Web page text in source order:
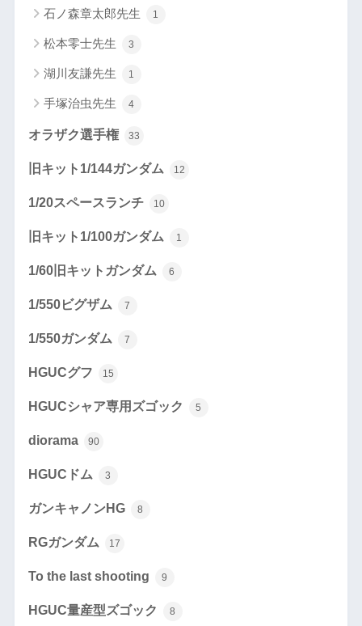
石ノ森章太郎先生 1
松本零士先生 3
湖川友謙先生 1
手塚治虫先生 4
オラザク選手権 33
旧キット1/144ガンダム 12
1/20スペースランチ 10
旧キット1/100ガンダム 1
1/60旧キットガンダム 6
1/550ビグザム 7
1/550ガンダム 7
HGUCグフ 15
HGUCシャア専用ズゴック 5
diorama 90
HGUCドム 3
ガンキャノンHG 8
RGガンダム 17
To the last shooting 9
HGUC量産型ズゴック 8